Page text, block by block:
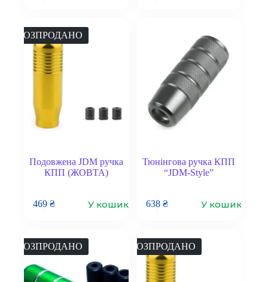
РОЗПРОДАНО
Подовжена JDM ручка
КПП (ЖОВТА)
469₴ У кошик
Тюнінгова ручка КПП
“JDM-Style”
638 ₴ У кошик
РОЗПРОДАНО РОЗПРОДАНО